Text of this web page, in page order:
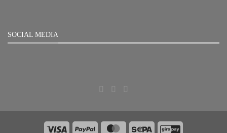
SOCIAL MEDIA
Visa PayPal MasterCard Sepa GiroPay